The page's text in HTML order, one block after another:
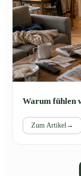
Warum fühlen
Zum Artikel→